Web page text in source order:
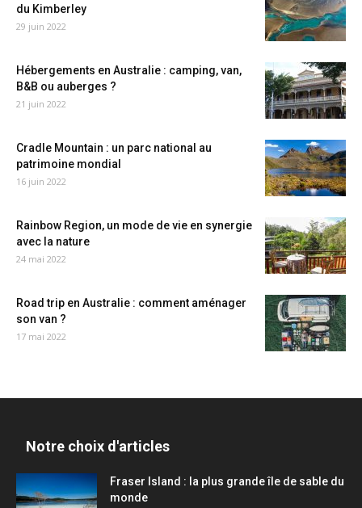
du Kimberley
29 juin 2022
Hébergements en Australie : camping, van,
B&B ou auberges ?
21 juin 2022
Cradle Mountain : un parc national au
patrimoine mondial
16 juin 2022
Rainbow Region, un mode de vie en synergie
avec la nature
24 mai 2022
Road trip en Australie : comment aménager
son van ?
17 mai 2022
Notre choix d'articles
Fraser Island : la plus grande île de sable du
monde